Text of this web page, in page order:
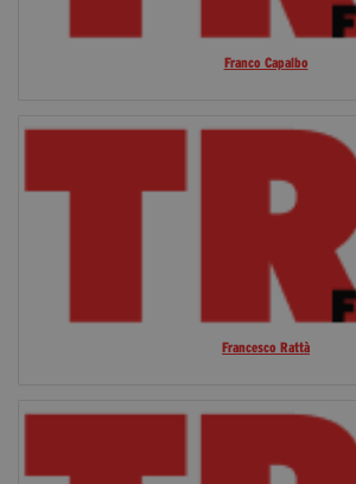
segreteria@tramefestival.it
info@tramefestival.itFranco Capalbo
Francesco Rattà